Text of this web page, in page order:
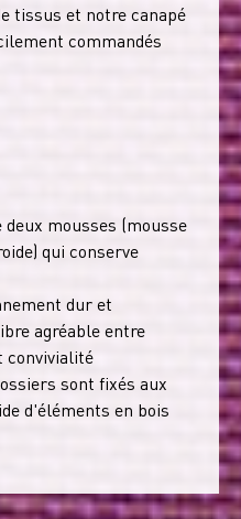
tissus et notre canapé
commandés
mousses (mousse
qui conserve
dur et
agréable entre
convivialité
sont fixés aux
d'éléments en bois